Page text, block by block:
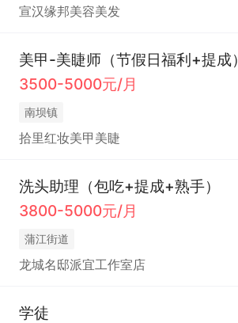
宣汉缘邦美容美发
美甲-美睫师（节假日福利+提成）
3500-5000元/月
南坝镇
拾里红妆美甲美睫
洗头助理（包吃+提成+熟手）
3800-5000元/月
蒲江街道
龙城名邸派宜工作室店
学徒